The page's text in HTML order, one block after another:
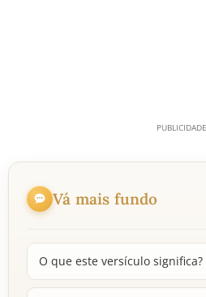
Vá mais fundo
O que este versículo significa?